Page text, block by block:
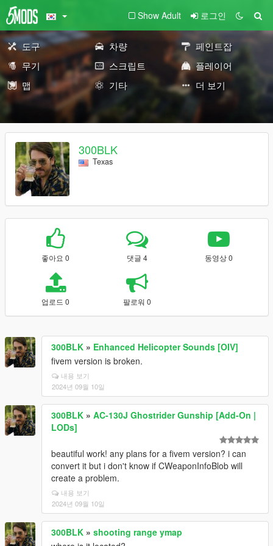
Show Adult 로그인
도구 차량
페인트잡
무기
스크립트
플레이어
맵
기타 더 보기
300BLK
Texas
좋아요 0 댓글 4 동영상 0
업로드 0 팔로워 0
300BLK » Enhanced Helicopter Sounds [OIV]
fivem version is broken.
내용 보기
2024년 09월 10일
300BLK » AC-130J Ghostrider Gunship [Add-On |
LODs]
beautiful work! any plans for a fivem version? i can
convert it but i don't know if CWeaponInfoBlob will
create a problem.
내용 보기
2024년 09월 10일
300BLK » shooting range ymap